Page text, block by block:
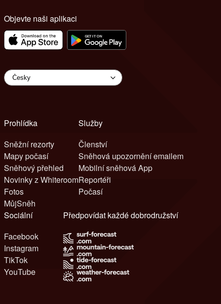
Objevte naši aplikaci
Prohlídka
Sněžní rezorty
Mapy počasí
Sněhový přehled
Novinky z Whiteroom
Fotos
MůjSněh
Služby
Členství
Sněhová upozornění emailem
Mobilní sněhová App
Reportéři
Počasí
Sociální
Facebook
Instagram
TikTok
YouTube
Předpovídat každé dobrodružství